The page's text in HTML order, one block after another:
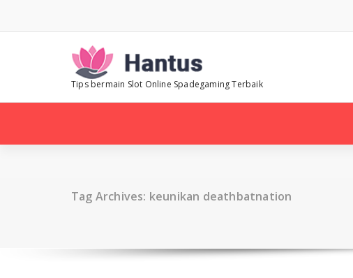
content
Tips bermain Slot Online Spadegaming Terbaik
Tag Archives: keunikan deathbatnation